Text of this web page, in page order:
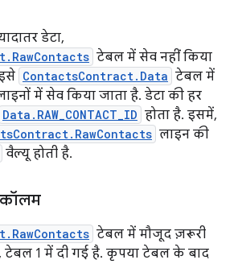
डेटा,
टेबल में सेव नहीं किया
ContactsContract.Data टेबल में
में सेव किया जाता है. डेटा की हर
Data.RAW_CONTACT_ID होता है. इसमें,
लाइन की
वैल्यू होती है.
टेबल में मौजूद ज़रूरी
टेबल 1 में दी गई है. कृपया टेबल के बाद